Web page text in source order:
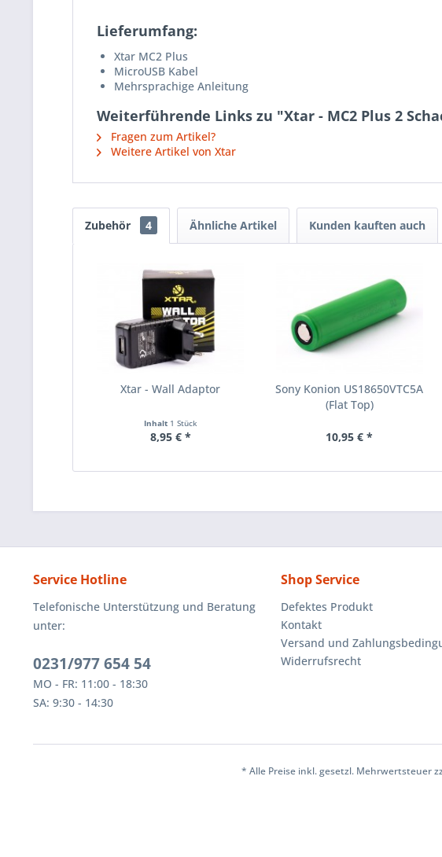
Lieferumfang:
Xtar MC2 Plus
MicroUSB Kabel
Mehrsprachige Anleitung
Weiterführende Links zu "Xtar - MC2 Plus 2
Fragen zum Artikel?
Weitere Artikel von Xtar
Zubehör 4 Ähnliche Artikel Kunden kauften auch
Xtar - Wall Adaptor
Inhalt 1 Stück
8,95 € *
Sony Konion US18650VTC5A
(Flat Top)
10,95 € *
Service Hotline
Telefonische Unterstützung und Beratung
unter:
0231/977 654 54
MO - FR: 11:00 - 18:30
SA: 9:30 - 14:30
Shop Service
Defektes Produkt
Kontakt
Versand und
Widerrufsrecht
* Alle Preise inkl. gesetzl. Mehrwertsteuer